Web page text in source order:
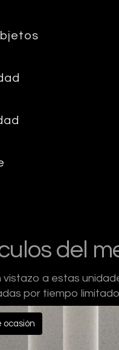
del
vistazo a estas
por tiempo limitado
ocasión